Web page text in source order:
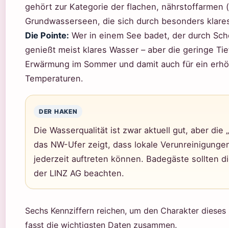
gehört zur Kategorie der flachen, nährstoffarmen
Grundwasserseen, die sich durch besonders
Die Pointe: Wer in einem See badet, der durch
genießt meist klares Wasser – aber die geringe
Erwärmung im Sommer und damit auch für ein
Temperaturen.
DER HAKEN
Die Wasserqualität ist zwar aktuell gut, aber die
das NW-Ufer zeigt, dass lokale
jederzeit auftreten können. Badegäste sollten
der LINZ AG beachten.
Sechs Kennziffern reichen, um den Charakter
fasst die wichtigsten Daten zusammen.